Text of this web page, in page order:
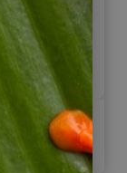
uvm.
ab925 €